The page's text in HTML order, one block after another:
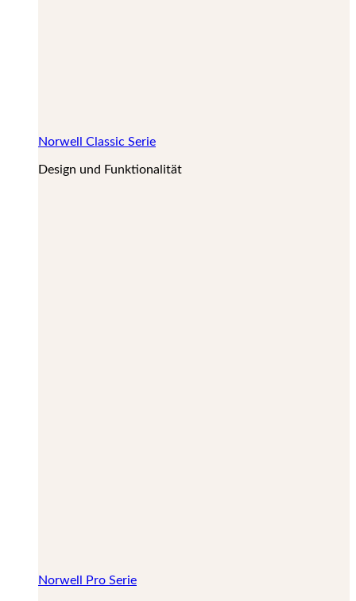
Norwell Classic Serie
Design und Funktionalität
Norwell Pro Serie